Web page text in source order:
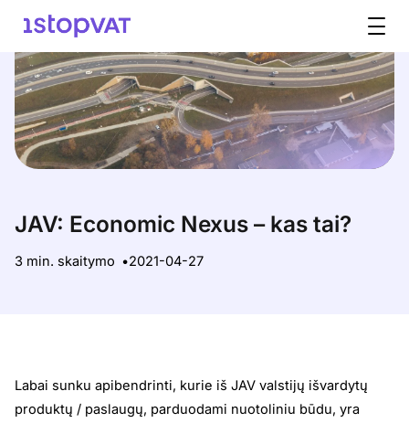
JAV: Economic Nexus – kas tai?
3 min. skaitymo 2021-04-27
Labai sunku apibendrinti, kurie iš JAV valstijų išvardytų
produktų / paslaugų, parduodami nuotoliniu būdu, yra